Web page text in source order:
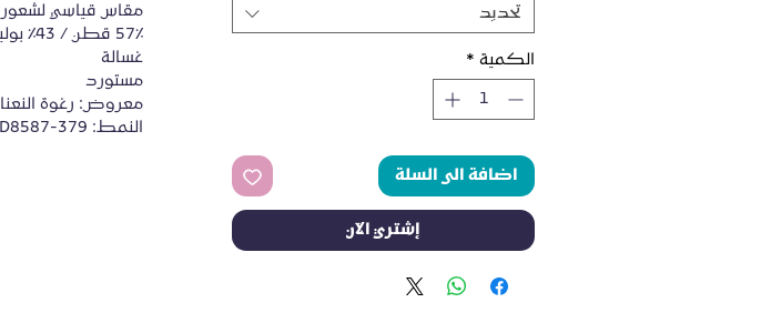
مقاس قياسي
57٪ قطن / 43٪ بوليستر
غسالة
مستورد
معروض: رغوة
النمط: NKDD8587-379
تحديد
الكمية *
اضافة الى السلة
إشتري الآن